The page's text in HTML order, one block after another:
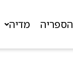
הספריה מדיה